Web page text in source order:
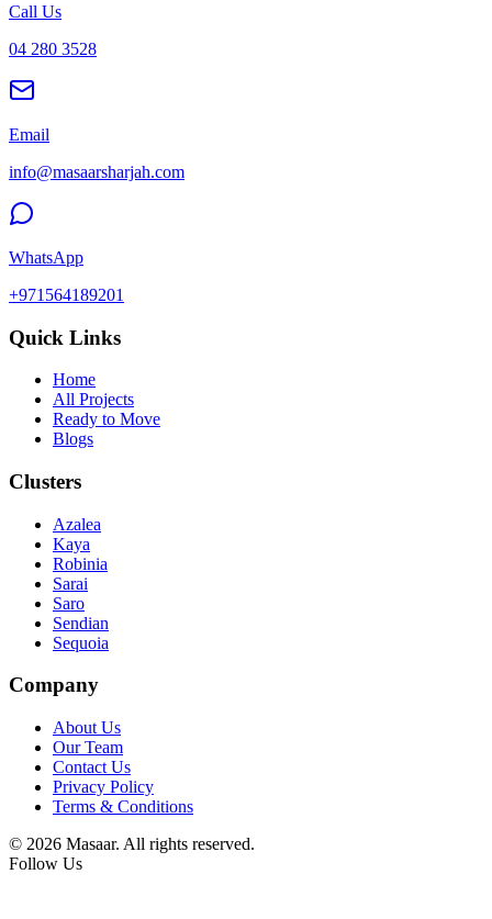
Call Us
04 280 3528
Email
info@masaarsharjah.com
WhatsApp
+971564189201
Quick Links
Home
All Projects
Ready to Move
Blogs
Clusters
Azalea
Kaya
Robinia
Sarai
Saro
Sendian
Sequoia
Company
About Us
Our Team
Contact Us
Privacy Policy
Terms & Conditions
© 2026 Masaar. All rights reserved.
Follow Us